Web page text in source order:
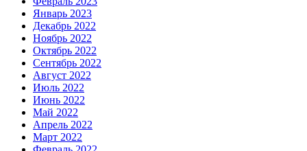
Январь 2023
Декабрь 2022
Ноябрь 2022
Октябрь 2022
Сентябрь 2022
Август 2022
Июль 2022
Июнь 2022
Май 2022
Апрель 2022
Март 2022